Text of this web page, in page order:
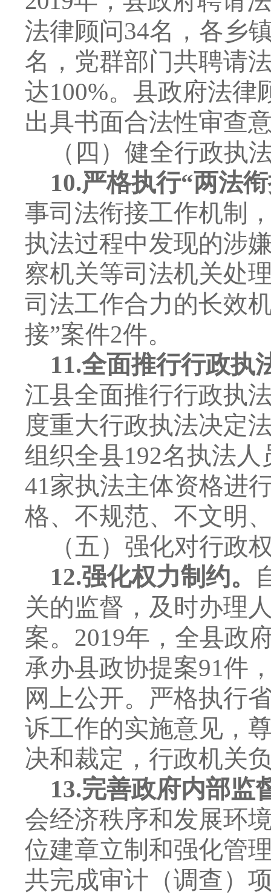
法律顾问34名，各乡
名，党群部门共聘请
达100%。县政府法律
出具书面合法性审查
（四）健全行政执
10.严格执行“两法
事司法衔接工作机制
执法过程中发现的涉
察机关等司法机关处
司法工作合力的长效
接”案件2件。
11.全面推行行政执
江县全面推行行政执
度重大行政执法决定
组织全县192名执法人
41家执法主体资格进
格、不规范、不文明
（五）强化对行政
12.强化权力制约。
关的监督，及时办理
案。 2019年，全县政
承办县政协提案91件
网上公开。严格执行
诉工作的实施意见，
决和裁定，行政机关
13.完善政府内部监
会经济秩序和发展环
位建章立制和强化管
共完成审计（调查）